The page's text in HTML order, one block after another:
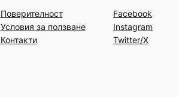
Поверителност
Условия за ползване
Контакти
Facebook
Instagram
Twitter/X